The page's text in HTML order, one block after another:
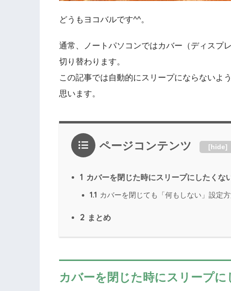
どうもヨコバルです^^。
通常、ノートパソコンではカバー（ディスプ
切り替わります。
この記事では自動的にスリープにならないよ
思います。
ページコンテンツ [hide]
1 カバーを閉じた時にスリープにしたくな
1.1 カバーを閉じても「何もしない」設定
2 まとめ
カバーを閉じた時にスリープ